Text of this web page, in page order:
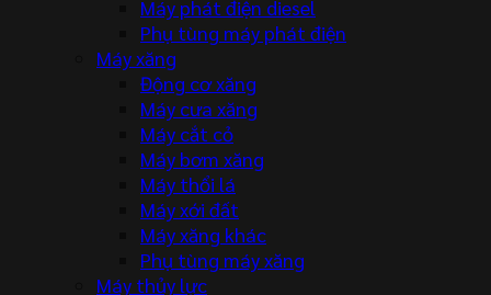
Máy phát điện diesel
Phụ tùng máy phát điện
Máy xăng
Động cơ xăng
Máy cưa xăng
Máy cắt cỏ
Máy bơm xăng
Máy thổi lá
Máy xới đất
Máy xăng khác
Phụ tùng máy xăng
Máy thủy lực